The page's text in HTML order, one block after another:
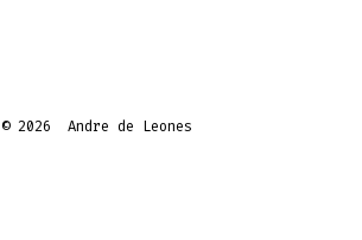
© 2026 Andre de Leones